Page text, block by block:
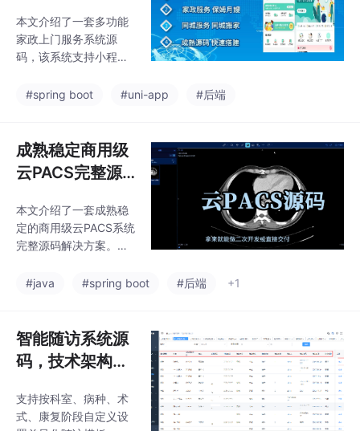
访）、智慧云库（表单
配置）、满意度调查系
统；系统管理提供用户
配置及代码生成工具。
访路
预约系统源码、
保洁上门系统源
框架+uniapp开
本文介绍了一套多功能
家政上门服务系统源
码，该系统支持小程
多端适配，包含管理后
gBoot+MyBatis技术栈
开发后台，Uniapp实现
跨平台前端。主要功能
预约、服务搜索、订单
跟踪、支付评价等全流
程服务；师傅端支持接
能；管理后台涵盖订单
实现了家政服务全
#spring boot #uni-app #后端
成熟稳定商用级
云PACS完整源
署上线，基于Sp
ring Boot 3.5 +
构建
本文介绍了一套成熟稳
定的商用级云PACS系统
完整源码解决方案。该
栈，前端基于Vue3+Ty
数据库使用MySQL8.
0，支持国产化环境部
署。系统覆盖放射、超
科，提供从患者登记到
胶片打印的全流程管
#java #spring boot #后端 +1
智能随访系统源
码，技术架构设
t + Vue.js + 微
支持按科室、病种、术
式、康复阶段自定义设